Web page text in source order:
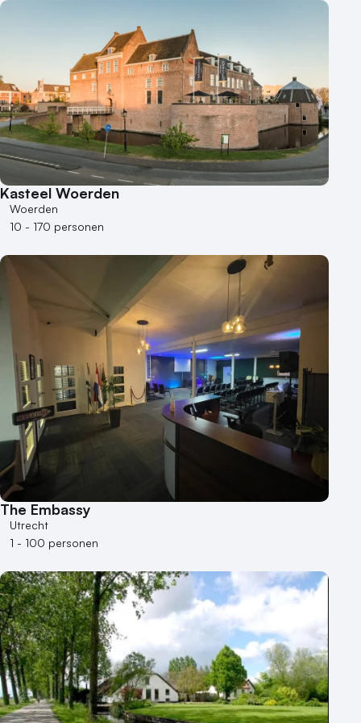
Buitenlocatie
Groene locatie
Heisessie
Hotel
Hybride events
Industriële locatie
Kasteel en landgoed
Kleine / intieme locatie
Locaties aan zee
Museum
Kasteel Woerden
Woerden
10 - 170 personen
The Embassy
Utrecht
1 - 100 personen